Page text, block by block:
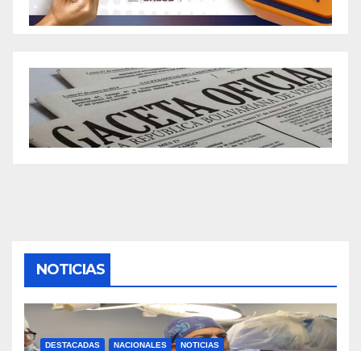
NOTICIAS
DESTACADAS NACIONALES NOTICIAS